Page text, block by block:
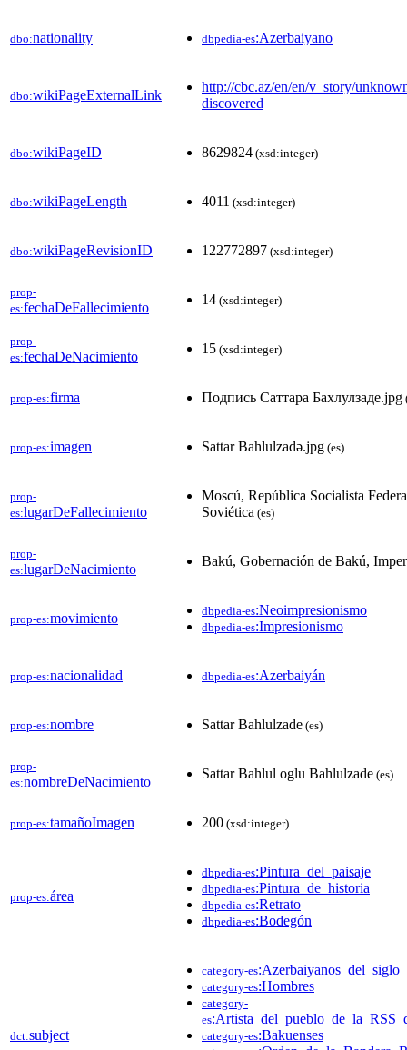
dbo:nationality dbpedia-es:Azerbaiyano
dbo:wikiPageExternalLink
http://cbc.az/en/en/v_story/
discovered
dbo:wikiPageID 8629824 (xsd:integer)
dbo:wikiPageLength 4011 (xsd:integer)
dbo:wikiPageRevisionID 122772897 (xsd:integer)
prop-
es:fechaDeFallecimiento
14 (xsd:integer)
prop-
es:fechaDeNacimiento
15 (xsd:integer)
prop-es:firma Подпись Саттара Бахлулзаде.jpg
prop-es:imagen Sattar Bahlulzadə.jpg (es)
prop-
es:lugarDeFallecimiento
Moscú, República Socialista
Soviética (es)
prop-
es:lugarDeNacimiento
Bakú, Gobernación de Bakú,
prop-es:movimiento dbpedia-es:Neoimpresionismo
dbpedia-es:Impresionismo
prop-es:nacionalidad dbpedia-es:Azerbaiyán
prop-es:nombre Sattar Bahlulzade (es)
prop-
es:nombreDeNacimiento
Sattar Bahlul oglu Bahlulzade (es)
prop-es:tamañoImagen 200 (xsd:integer)
prop-es:área
dbpedia-es:Pintura_del_paisaje
dbpedia-es:Pintura_de_historia
dbpedia-es:Retrato
dbpedia-es:Bodegón
dct:subject
category-es
category-es:Hombres
category-
es
category-es:Bakuenses